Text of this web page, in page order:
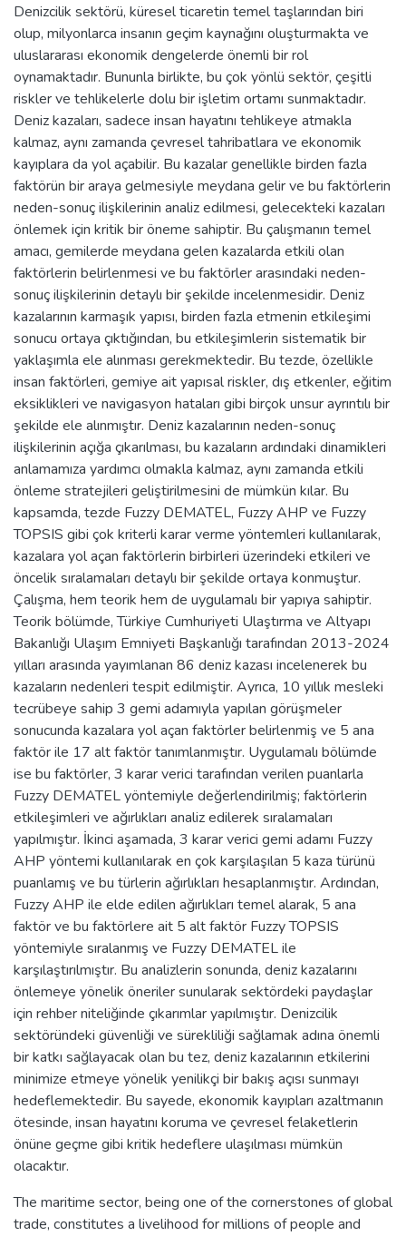
Denizcilik sektörü, küresel ticaretin temel taşlarından biri
olup, milyonlarca insanın geçim kaynağını oluşturmakta ve
uluslararası ekonomik dengelerde önemli bir rol
oynamaktadır. Bununla birlikte, bu çok yönlü sektör, çeşitli
riskler ve tehlikelerle dolu bir işletim ortamı sunmaktadır.
Deniz kazaları, sadece insan hayatını tehlikeye atmakla
kalmaz, aynı zamanda çevresel tahribatlara ve ekonomik
kayıplara da yol açabilir. Bu kazalar genellikle birden fazla
faktörün bir araya gelmesiyle meydana gelir ve bu faktörlerin
neden-sonuç ilişkilerinin analiz edilmesi, gelecekteki kazaları
önlemek için kritik bir öneme sahiptir. Bu çalışmanın temel
amacı, gemilerde meydana gelen kazalarda etkili olan
faktörlerin belirlenmesi ve bu faktörler arasındaki neden-
sonuç ilişkilerinin detaylı bir şekilde incelenmesidir. Deniz
kazalarının karmaşık yapısı, birden fazla etmenin etkileşimi
sonucu ortaya çıktığından, bu etkileşimlerin sistematik bir
yaklaşımla ele alınması gerekmektedir. Bu tezde, özellikle
insan faktörleri, gemiye ait yapısal riskler, dış etkenler, eğitim
eksiklikleri ve navigasyon hataları gibi birçok unsur ayrıntılı bir
şekilde ele alınmıştır. Deniz kazalarının neden-sonuç
ilişkilerinin açığa çıkarılması, bu kazaların ardındaki dinamikleri
anlamamıza yardımcı olmakla kalmaz, aynı zamanda etkili
önleme stratejileri geliştirilmesini de mümkün kılar. Bu
kapsamda, tezde Fuzzy DEMATEL, Fuzzy AHP ve Fuzzy
TOPSIS gibi çok kriterli karar verme yöntemleri kullanılarak,
kazalara yol açan faktörlerin birbirleri üzerindeki etkileri ve
öncelik sıralamaları detaylı bir şekilde ortaya konmuştur.
Çalışma, hem teorik hem de uygulamalı bir yapıya sahiptir.
Teorik bölümde, Türkiye Cumhuriyeti Ulaştırma ve Altyapı
Bakanlığı Ulaşım Emniyeti Başkanlığı tarafından 2013-2024
yılları arasında yayımlanan 86 deniz kazası incelenerek bu
kazaların nedenleri tespit edilmiştir. Ayrıca, 10 yıllık mesleki
tecrübeye sahip 3 gemi adamıyla yapılan görüşmeler
sonucunda kazalara yol açan faktörler belirlenmiş ve 5 ana
faktör ile 17 alt faktör tanımlanmıştır. Uygulamalı bölümde
ise bu faktörler, 3 karar verici tarafından verilen puanlarla
Fuzzy DEMATEL yöntemiyle değerlendirilmiş; faktörlerin
etkileşimleri ve ağırlıkları analiz edilerek sıralamaları
yapılmıştır. İkinci aşamada, 3 karar verici gemi adamı Fuzzy
AHP yöntemi kullanılarak en çok karşılaşılan 5 kaza türünü
puanlamış ve bu türlerin ağırlıkları hesaplanmıştır. Ardından,
Fuzzy AHP ile elde edilen ağırlıkları temel alarak, 5 ana
faktör ve bu faktörlere ait 5 alt faktör Fuzzy TOPSIS
yöntemiyle sıralanmış ve Fuzzy DEMATEL ile
karşılaştırılmıştır. Bu analizlerin sonunda, deniz kazalarını
önlemeye yönelik öneriler sunularak sektördeki paydaşlar
için rehber niteliğinde çıkarımlar yapılmıştır. Denizcilik
sektöründeki güvenliği ve sürekliliği sağlamak adına önemli
bir katkı sağlayacak olan bu tez, deniz kazalarının etkilerini
minimize etmeye yönelik yenilikçi bir bakış açısı sunmayı
hedeflemektedir. Bu sayede, ekonomik kayıpları azaltmanın
ötesinde, insan hayatını koruma ve çevresel felaketlerin
önüne geçme gibi kritik hedeflere ulaşılması mümkün
olacaktır.
The maritime sector, being one of the cornerstones of global
trade, constitutes a livelihood for millions of people and